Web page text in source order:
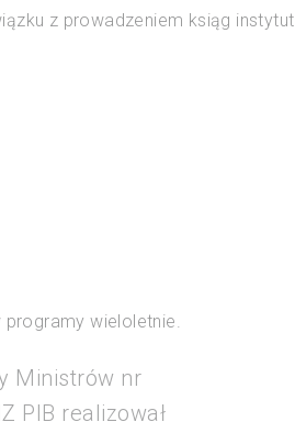
z prowadzeniem ksiąg instytut
wieloletnie.
Ministrów nr
PIB realizował